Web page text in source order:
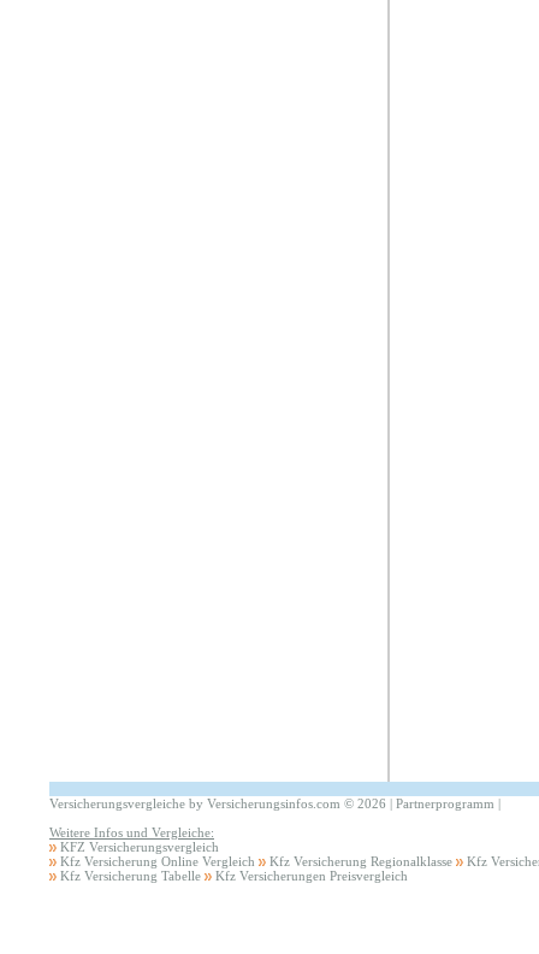
Versicherungsvergleiche by Versicherungsinfos.com © 2026 | Partnerprogramm |
Weitere Infos und Vergleiche:
KFZ Versicherungsvergleich
Kfz Versicherung Online Vergleich
Kfz Versicherung Regionalklasse
Kfz
Kfz Versicherung Tabelle
Kfz Versicherungen Preisvergleich